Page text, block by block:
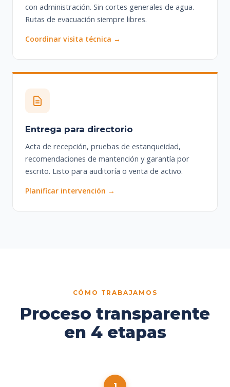
con administración. Sin cortes generales de agua.
Rutas de evacuación siempre libres.
Coordinar visita técnica →
Entrega para directorio
Acta de recepción, pruebas de estanqueidad,
recomendaciones de mantención y garantía por
escrito. Listo para auditoría o venta de activo.
Planificar intervención →
CÓMO TRABAJAMOS
Proceso transparente
en 4 etapas